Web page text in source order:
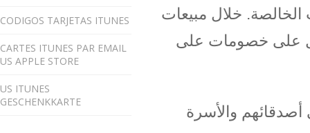
CODIGOS TARJETAS ITUNES
CARTES ITUNES PAR EMAIL
US APPLE STORE
US ITUNES
GESCHENKKARTE
الخالصة. خلال مبيعات
على خصومات على
أصدقائهم والأسرة